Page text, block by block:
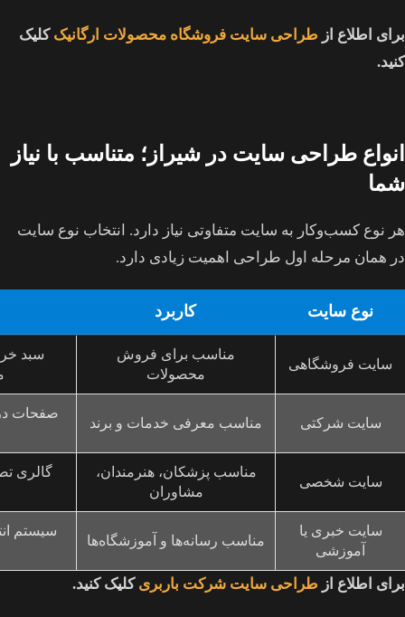
برای اطلاع از طراحی سایت فروشگاه محصولات ارگانیک کلیک
کنید.
انواع طراحی سایت در شیراز؛ متناسب با نیاز
شما
هر نوع کسب‌وکار به سایت متفاوتی نیاز دارد. انتخاب نوع سایت
در همان مرحله اول طراحی اهمیت زیادی دارد.
نوع سایت کاربرد
سایت فروشگاهی
مناسب برای فروش
محصولات
سبد
سایت شرکتی مناسب معرفی خدمات و برند
صفحات
سایت شخصی
مناسب پزشکان، هنرمندان،
مشاوران
گالری
سایت خبری یا
آموزشی
مناسب رسانه‌ها و آموزشگاه‌ها
سیستم
برای اطلاع از طراحی سایت شرکت باربری کلیک کنید.